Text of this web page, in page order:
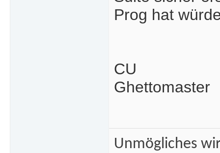
Prog hat
CU
Ghettomaster
Unmögliches